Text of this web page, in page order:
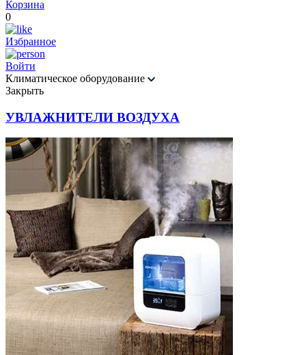
Корзина
0
Избранное
Войти
Климатическое оборудование
Закрыть
УВЛАЖНИТЕЛИ ВОЗДУХА